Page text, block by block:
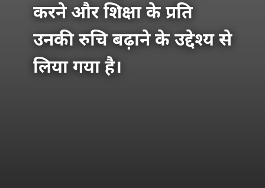
करने और शिक्षा के प्रति
उनकी रुचि बढ़ाने के उद्देश्य से
लिया गया है।